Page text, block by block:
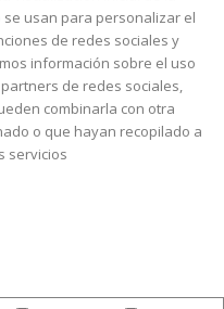
Alcorcón
se usan para personalizar el
de redes sociales y
información sobre el uso
de redes sociales,
combinarla con otra
o que hayan recopilado a
servicios